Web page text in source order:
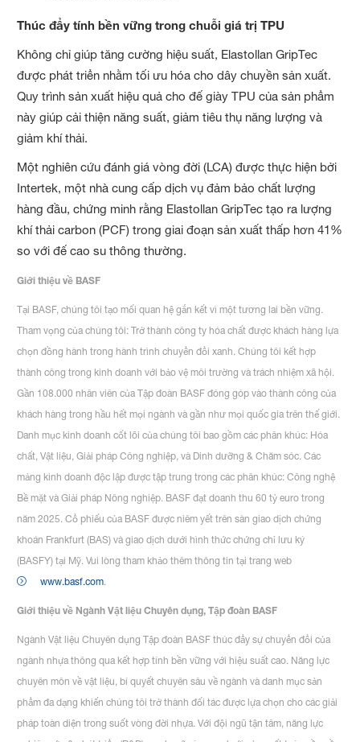
Thúc đẩy tính bền vững trong chuỗi giá trị TPU
Không chỉ giúp tăng cường hiệu suất, Elastollan GripTec
được phát triển nhằm tối ưu hóa cho dây chuyền sản xuất.
Quy trình sản xuất hiệu quả cho đế giày TPU của sản phẩm
này giúp cải thiện năng suất, giảm tiêu thụ năng lượng và
giảm khí thải.
Một nghiên cứu đánh giá vòng đời (LCA) được thực hiện bởi
Intertek, một nhà cung cấp dịch vụ đảm bảo chất lượng
hàng đầu, chứng minh rằng Elastollan GripTec tạo ra lượng
khí thải carbon (PCF) trong giai đoạn sản xuất thấp hơn 41%
so với đế cao su thông thường.
Giới thiệu về BASF
Tại BASF, chúng tôi tạo mối quan hệ gắn kết vì một tương lai bền vững.
Tham vọng của chúng tôi: Trở thành công ty hóa chất được khách hàng lựa
chọn đồng hành trong hành trình chuyển đổi xanh. Chúng tôi kết hợp
thành công trong kinh doanh với bảo vệ môi trường và trách nhiệm xã hội.
Gần 108.000 nhân viên của Tập đoàn BASF đóng góp vào thành công của
khách hàng trong hầu hết mọi ngành và gần như mọi quốc gia trên thế giới.
Danh mục kinh doanh cốt lõi của chúng tôi bao gồm các phân khúc: Hóa
chất, Vật liệu, Giải pháp Công nghiệp, và Dinh dưỡng & Chăm sóc. Các
mảng kinh doanh độc lập được tập trung trong các phân khúc: Công nghệ
Bề mặt và Giải pháp Nông nghiệp. BASF đạt doanh thu 60 tỷ euro trong
năm 2025. Cổ phiếu của BASF được niêm yết trên sàn giao dịch chứng
khoán Frankfurt (BAS) và giao dịch dưới hình thức chứng chỉ lưu ký
(BASFY) tại Mỹ. Vui lòng tham khảo thêm thông tin tại trang web
www.basf.com.
Giới thiệu về Ngành Vật liệu Chuyên dụng, Tập đoàn BASF
Ngành Vật liệu Chuyên dụng Tập đoàn BASF thúc đẩy sự chuyển đổi của
ngành nhựa thông qua kết hợp tính bền vững với hiệu suất cao. Năng lực
chuyên môn về vật liệu, bí quyết chuyên sâu về ngành và danh mục sản
phẩm đa dạng khiến chúng tôi trở thành đối tác được lựa chọn cho các giải
pháp toàn diện trong suốt vòng đời nhựa. Với đội ngũ tận tâm, năng lực